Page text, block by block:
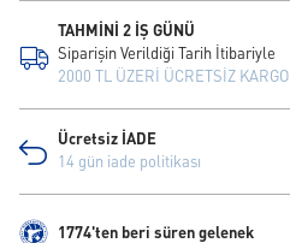
TAHMİNİ 2 İŞ GÜNÜ
Siparişin Verildiği Tarih İtibariyle
2000 TL ÜZERİ ÜCRETSİZ KARGO
Ücretsiz İADE
14 gün iade politikası
1774'ten beri süren gelenek